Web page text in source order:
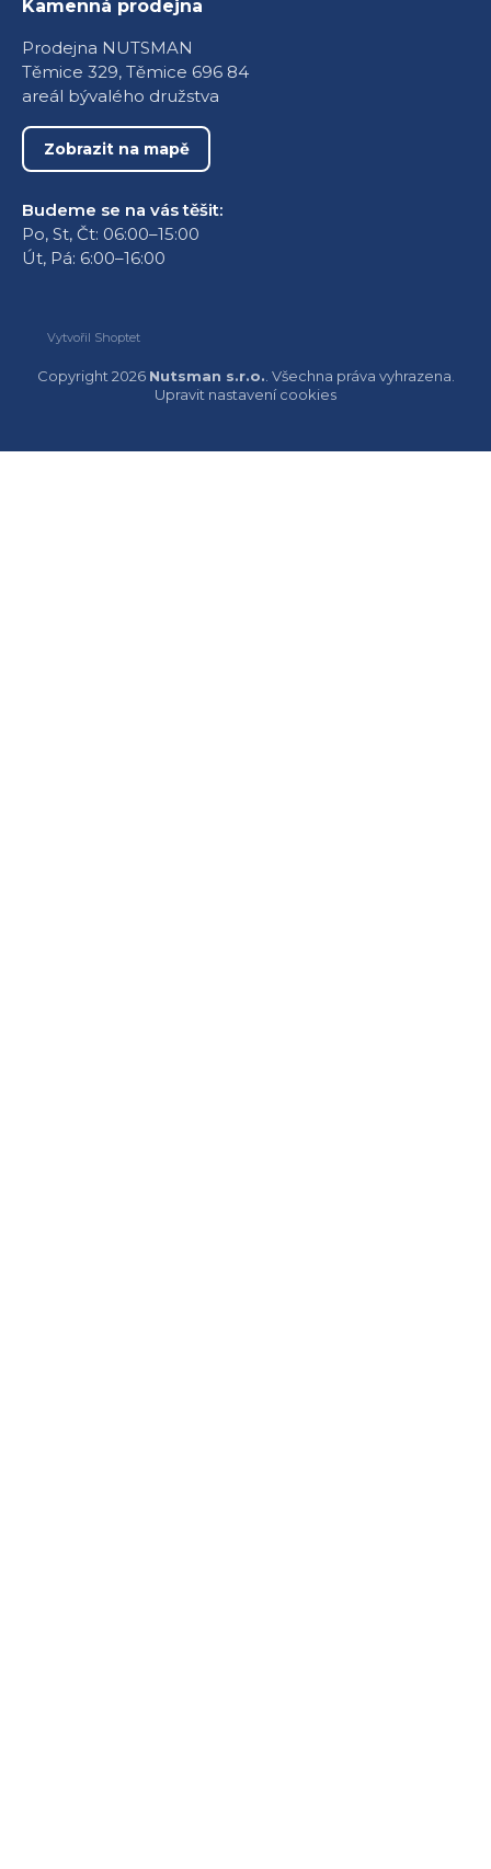
Kamenná prodejna
Prodejna NUTSMAN
Těmice 329, Těmice 696 84
areál bývalého družstva
Zobrazit na mapě
Budeme se na vás těšit:
Po, St, Čt: 06:00–15:00
Út, Pá: 6:00–16:00
Vytvořil Shoptet
Copyright 2026 Nutsman s.r.o. . Všechna práva vyhrazena.
Upravit nastavení cookies